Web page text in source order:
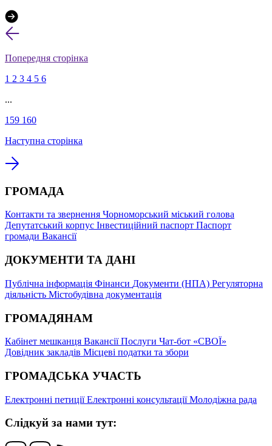
Попередня сторінка
1 2 3 4 5 6
...
159 160
Наступна сторінка
ГРОМАДА
Контакти та звернення Чорноморський міський голова
Депутатський корпус Інвестиційний паспорт Паспорт
громади Вакансії
ДОКУМЕНТИ ТА ДАНІ
Публічна інформація Фінанси Документи (НПА) Регуляторна
діяльність Містобудівна документація
ГРОМАДЯНАМ
Кабінет мешканця ВакансіїПослуги Чат-бот «СВОЇ»
Довідник закладів Місцеві податки та збори
ГРОМАДСЬКА УЧАСТЬ
Електронні петиціїЕлектронні консультаціїМолодіжна рада
Слідкуй за нами тут: